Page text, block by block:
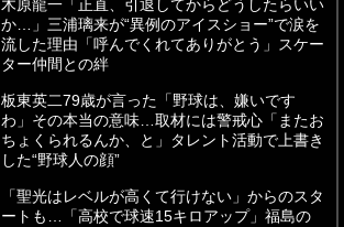
木原龍一「正直、引退してからどうしたらいい
か…」三浦璃来が“異例のアイスショー”で涙を
流した理由「呼んでくれてありがとう」スケー
ター仲間との絆
板東英二79歳が言った「野球は、嫌いです
わ」その本当の意味…取材には警戒心「またお
ちょくられるんか、と」タレント活動で上書き
した“野球人の顔”
「聖光はレベルが高くて行けない」からのスタ
ートも…「高校で球速15キロアップ」福島の